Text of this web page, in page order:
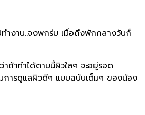
างาน..จงพกร่ม เมื่อถึงพักกลางวันก็
าทำได้ตามนี้ผิวใสๆ จะอยู่รอด
การดูแลผิวดีๆ แบบฉบับเต็มๆ ของน้อง